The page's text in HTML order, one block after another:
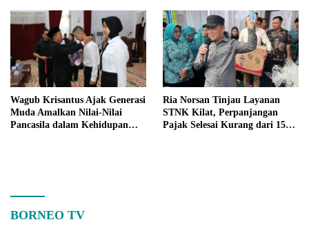
Wagub Krisantus Ajak Generasi
Muda Amalkan Nilai-Nilai
Pancasila dalam Kehidupan
Ria Norsan Tinjau Layanan
STNK Kilat, Perpanjangan
Pajak Selesai Kurang dari 15
BORNEO TV